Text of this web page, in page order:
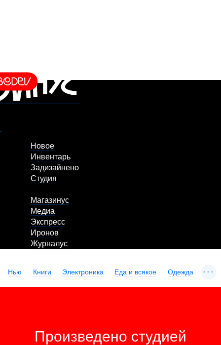
Новое
Инвентарь
Задизайнено
Студия
Магазинус
Медиа
Экспресс
Иронов
Журналус
Нью Книги Электроника Еда и всякое Одежда ...
Произведено студией